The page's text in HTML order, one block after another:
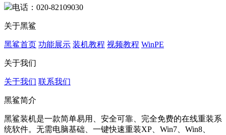
电话：020-82109030
关于黑鲨
黑鲨首页 功能展示 装机教程 视频教程 WinPE
关于我们
关于我们 联系我们
黑鲨简介
黑鲨装机是一款简单易用、安全可靠、完全免费的在线重装系
统软件。无需电脑基础、一键快速重装XP、Win7、Win8、